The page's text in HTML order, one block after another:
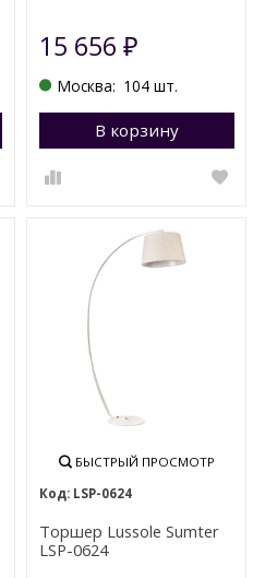
Перейти в корзину
15 656 ₽
Москва: 104 шт.
В корзину
БЫСТРЫЙ ПРОСМОТР
LSP-0624
Торшер Lussole Sumter
LSP-0624